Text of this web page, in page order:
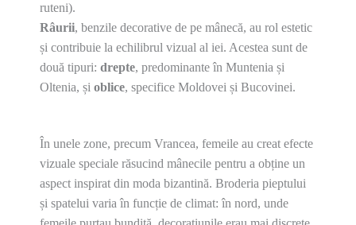
ruteni).
Râurii, benzile decorative de pe mânecă, au rol estetic
și contribuie la echilibrul vizual al iei. Acestea sunt de
două tipuri: drepte, predominante în Muntenia și
Oltenia, și oblice, specifice Moldovei și Bucovinei.
În unele zone, precum Vrancea, femeile au creat efecte
vizuale speciale răsucind mânecile pentru a obține un
aspect inspirat din moda bizantină. Broderia pieptului
și spatelui varia în funcție de climat: în nord, unde